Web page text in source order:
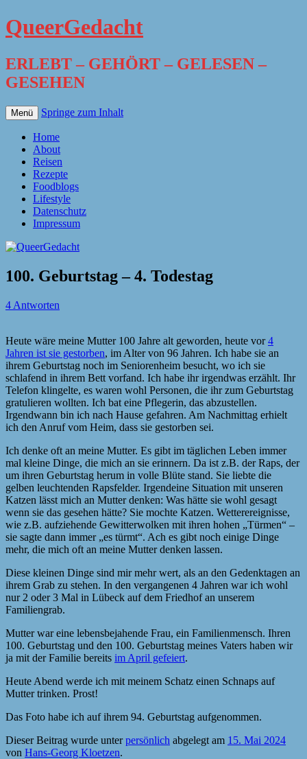
QueerGedacht
ERLEBT – GEHÖRT – GELESEN –
GESEHEN
Menü Springe zum Inhalt
Home
About
Reisen
Rezepte
Foodblogs
Lifestyle
Datenschutz
Impressum
100. Geburtstag – 4. Todestag
4 Antworten
Heute wäre meine Mutter 100 Jahre alt geworden, heute vor4
Jahren ist sie gestorben, im Alter von 96 Jahren. Ich habe sie an
ihrem Geburtstag noch im Seniorenheim besucht, wo ich sie
schlafend in ihrem Bett vorfand. Ich habe ihr irgendwas erzählt. Ihr
Telefon klingelte, es waren wohl Personen, die ihr zum Geburtstag
gratulieren wollten. Ich bat eine Pflegerin, das abzustellen.
Irgendwann bin ich nach Hause gefahren. Am Nachmittag erhielt
ich den Anruf vom Heim, dass sie gestorben sei.
Ich denke oft an meine Mutter. Es gibt im täglichen Leben immer
mal kleine Dinge, die mich an sie erinnern. Da ist z.B. der Raps, der
um ihren Geburtstag herum in volle Blüte stand. Sie liebte die
gelben leuchtenden Rapsfelder. Irgendeine Situation mit unseren
Katzen lässt mich an Mutter denken: Was hätte sie wohl gesagt
wenn sie das gesehen hätte? Sie mochte Katzen. Wetterereignisse,
wie z.B. aufziehende Gewitterwolken mit ihren hohen „Türmen“ –
sie sagte dann immer „es türmt“. Ach es gibt noch einige Dinge
mehr, die mich oft an meine Mutter denken lassen.
Diese kleinen Dinge sind mir mehr wert, als an den Gedenktagen an
ihrem Grab zu stehen. In den vergangenen 4 Jahren war ich wohl
nur 2 oder 3 Mal in Lübeck auf dem Friedhof an unserem
Familiengrab.
Mutter war eine lebensbejahende Frau, ein Familienmensch. Ihren
100. Geburtstag und den 100. Geburtstag meines Vaters haben wir
ja mit der Familie bereits im April gefeiert.
Heute Abend werde ich mit meinem Schatz einen Schnaps auf
Mutter trinken. Prost!
Das Foto habe ich auf ihrem 94. Geburtstag aufgenommen.
Dieser Beitrag wurde unterpersönlich abgelegt am 15. Mai 2024
von Hans-Georg Kloetzen.